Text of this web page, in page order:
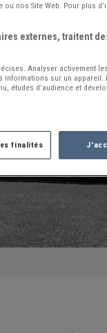
Non trouvée !
a été enlevée
de l'automobile de
TOUT
nos Site Web. Pour plus
externes, traitent
Analyser activement
informations sur un
études d’audience et
finalités